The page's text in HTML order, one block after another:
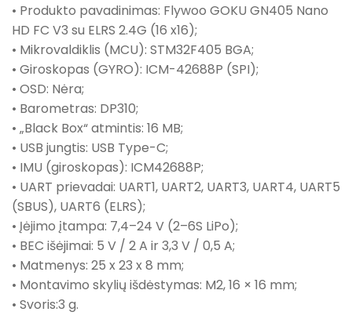
• Produkto pavadinimas: Flywoo GOKU GN405 Nano
HD FC V3 su ELRS 2.4G (16 x16);
• Mikrovaldiklis (MCU): STM32F405 BGA;
• Giroskopas (GYRO): ICM-42688P (SPI);
• OSD: Nėra;
• Barometras: DP310;
• „Black Box“ atmintis: 16 MB;
• USB jungtis: USB Type-C;
• IMU (giroskopas): ICM42688P;
• UART prievadai: UART1, UART2, UART3, UART4, UART5
(SBUS), UART6 (ELRS);
• Įėjimo įtampa: 7,4–24 V (2–6S LiPo);
• BEC išėjimai: 5 V / 2 A ir 3,3 V / 0,5 A;
• Matmenys: 25 x 23 x 8 mm;
• Montavimo skylių išdėstymas: M2, 16 × 16 mm;
• Svoris:3 g.